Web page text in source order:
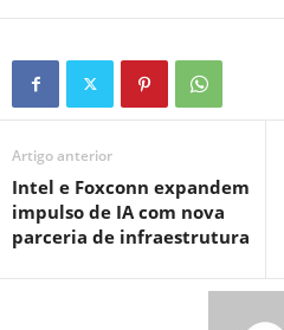
Artigo anterior
Intel e Foxconn expandem
impulso de IA com nova
parceria de infraestrutura